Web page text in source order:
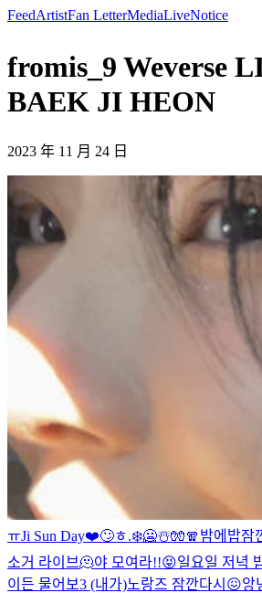
FeedArtistFan LetterMediaLiveNotice
fromis_9 Weverse
BAEK JI HEON
2023 年 11 月 24 日
ㅠJi Sun Day❤️🙄ㅎ.❄️🥶☃️🧤🧣 밤에밥잠
소거 라이브🫠야 모여라!!😝일요일 저녁
이든 물어보3 (내가)노랑즈 잠깐다시😖앙